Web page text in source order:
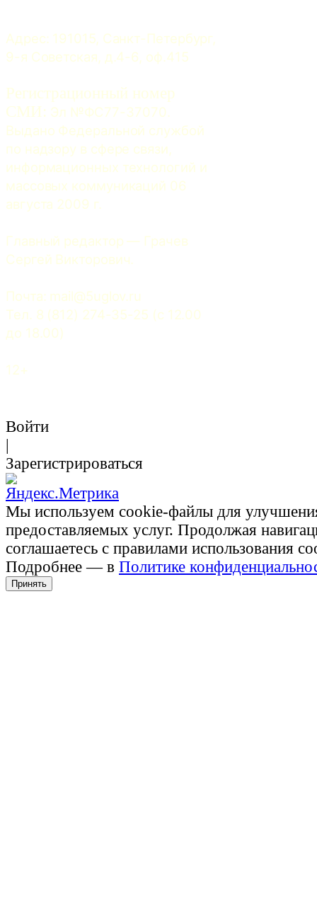
Адрес: 191015, Санкт-Петербург,
9-я Советская, д.4-6, оф.415
Регистрационный номер
СМИ: Эл №ФС77-37070.
Выдано Федеральной службой
по надзору в сфере связи,
информационных технологий и
массовых коммуникаций 06
августа 2009 г.
Главный редактор — Грачев
Сергей Викторович.
Почта: mail@5uglov.ru
Тел. 8 (812) 274-35-25 (c 12.00
до 18.00)
12+
Войти
|
Зарегистрироваться
Мы используем cookie-файлы для
предоставляемых услуг. Продолжая
соглашаетесь с правилами использования
Подробнее — в Политике
Принять